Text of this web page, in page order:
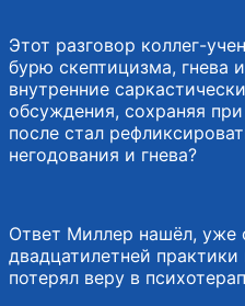
Этот разговор коллег-
бурю скептицизма, гнева
внутренние
обсуждения, сохраняя
после стал
негодования и гнева?
Ответ Миллер нашёл, уже
двадцатилетней практики
потерял веру в